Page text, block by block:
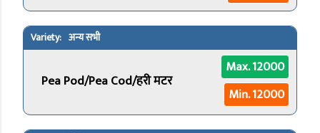
अन्य सभी
Pea Pod/Pea Cod/हरी मटर
Max. 12000
Min. 12000